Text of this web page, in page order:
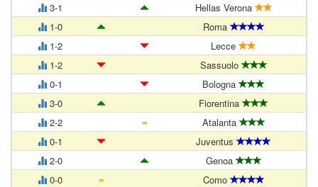
3-1
Hellas Verona
1-0
Roma
1-2
Lecce
1-2
Sassuolo
0-1
Bologna
3-0
Fiorentina
2-2
=
Atalanta
0-1
Juventus
2-0
Genoa
0-0
= Como